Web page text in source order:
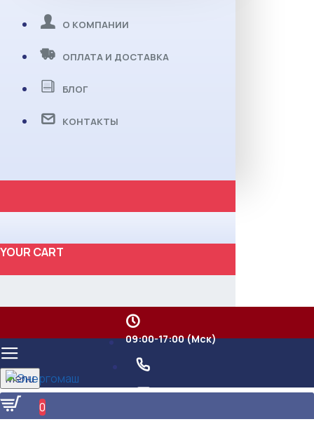
О КОМПАНИИ
ОПЛАТА И ДОСТАВКА
БЛОГ
КОНТАКТЫ
YOUR CART
09:00-17:00 (Мск)
Menu
0